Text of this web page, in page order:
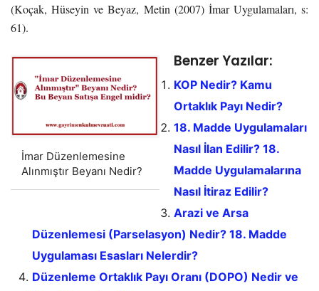
(Koçak, Hüseyin ve Beyaz, Metin (2007) İmar Uygulamaları, s:
61).
İmar Düzenlemesine
Alınmıştır Beyanı Nedir?
Benzer Yazılar:
KOP Nedir? Kamu
Ortaklık Payı Nedir?
18. Madde Uygulamaları
Nasıl İlan Edilir? 18.
Madde Uygulamalarına
Nasıl İtiraz Edilir?
Arazi ve Arsa
Düzenlemesi (Parselasyon) Nedir? 18. Madde
Uygulaması Esasları Nelerdir?
Düzenleme Ortaklık Payı Oranı (DOPO) Nedir ve